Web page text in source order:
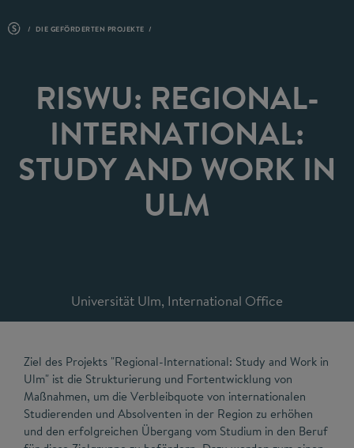
DIE GEFÖRDERTEN PROJEKTE
RISWU: REGIONAL-
INTERNATIONAL:
STUDY AND WORK IN
ULM
Universität Ulm, International Office
Ziel des Projekts "Regional-International: Study and Work in
Ulm" ist die Strukturierung und Fortentwicklung von
Maßnahmen, um die Verbleibquote von internationalen
Studierenden und Absolventen in der Region zu erhöhen
und den erfolgreichen Übergang vom Studium in den Beruf